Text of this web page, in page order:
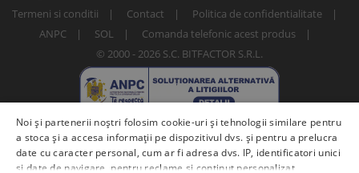
Termeni si conditii
Contact
Politica de confidentialitate
ANPC
SOL
Comanda telefonic acest produs
© 2000 - 2026 S.C. BITFACTOR S.R.L.
Noi și partenerii noștri folosim cookie-uri și tehnologii similare pentru
a stoca și a accesa informații pe dispozitivul dvs. și pentru a prelucra
date cu caracter personal, cum ar fi adresa dvs. IP, identificatori unici
și date de navigare, pentru reclame și conținut personalizat,